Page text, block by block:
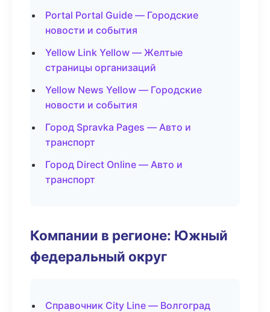
Portal Portal Guide — Городские
новости и события
Yellow Link Yellow — Желтые
страницы организаций
Yellow News Yellow — Городские
новости и события
Город Spravka Pages — Авто и
транспорт
Город Direct Online — Авто и
транспорт
Компании в регионе: Южный
федеральный округ
Справочник City Line — Волгоград